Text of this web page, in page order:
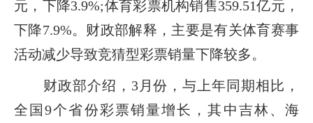
元，下降3.9%;体育彩票机构销售359.51亿元，
下降7.9%。财政部解释，主要是有关体育赛事
活动减少导致竞猜型彩票销量下降较多。
财政部介绍，3月份，与上年同期相比，
全国9个省份彩票销量增长，其中吉林、海